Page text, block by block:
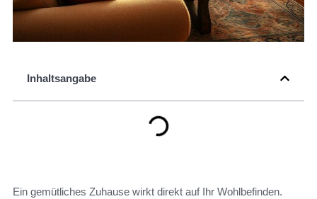
Inhaltsangabe
Ein gemütliches Zuhause wirkt direkt auf Ihr Wohlbefinden.